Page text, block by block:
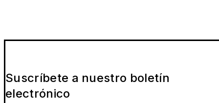
Suscríbete a nuestro boletín
electrónico